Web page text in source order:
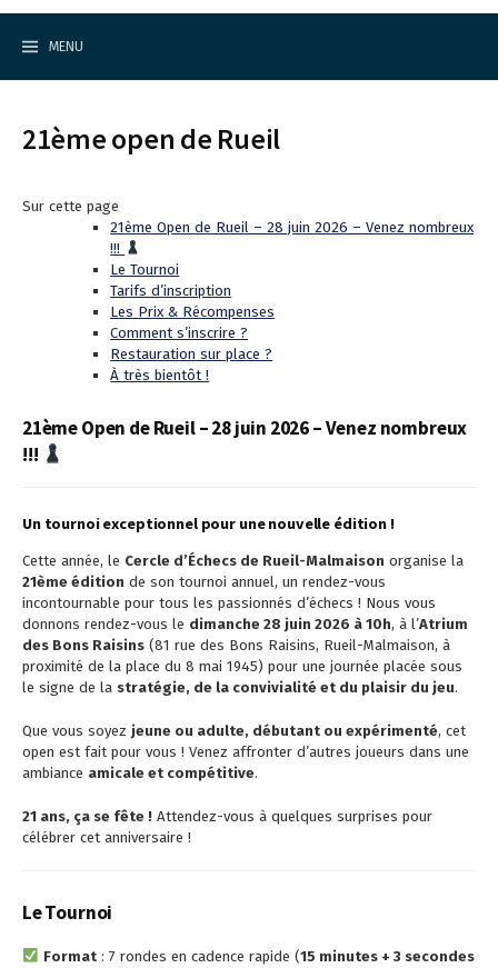
S
MENU
21ème open de Rueil
Sur cette page
21ème Open de Rueil – 28 juin 2026 – Venez nombreux
!!!
Le Tournoi
Tarifs d’inscription
Les Prix & Récompenses
Comment s’inscrire ?
Restauration sur place ?
À très bientôt !
21ème Open de Rueil – 28 juin 2026 – Venez nombreux
!!!
Un tournoi exceptionnel pour une nouvelle édition !
Cette année, le Cercle d’Échecs de Rueil-Malmaison organise la
21ème édition de son tournoi annuel, un rendez-vous
incontournable pour tous les passionnés d’échecs ! Nous vous
donnons rendez-vous le dimanche 28 juin 2026 à 10h, à l’Atrium
des Bons Raisins (81 rue des Bons Raisins, Rueil-Malmaison, à
proximité de la place du 8 mai 1945) pour une journée placée sous
le signe de la stratégie, de la convivialité et du plaisir du jeu.
Que vous soyez jeune ou adulte, débutant ou expérimenté, cet
open est fait pour vous ! Venez affronter d’autres joueurs dans une
ambiance amicale et compétitive.
21 ans, ça se fête ! Attendez-vous à quelques surprises pour
célébrer cet anniversaire !
Le Tournoi
Format : 7 rondes en cadence rapide (15 minutes + 3 secondes